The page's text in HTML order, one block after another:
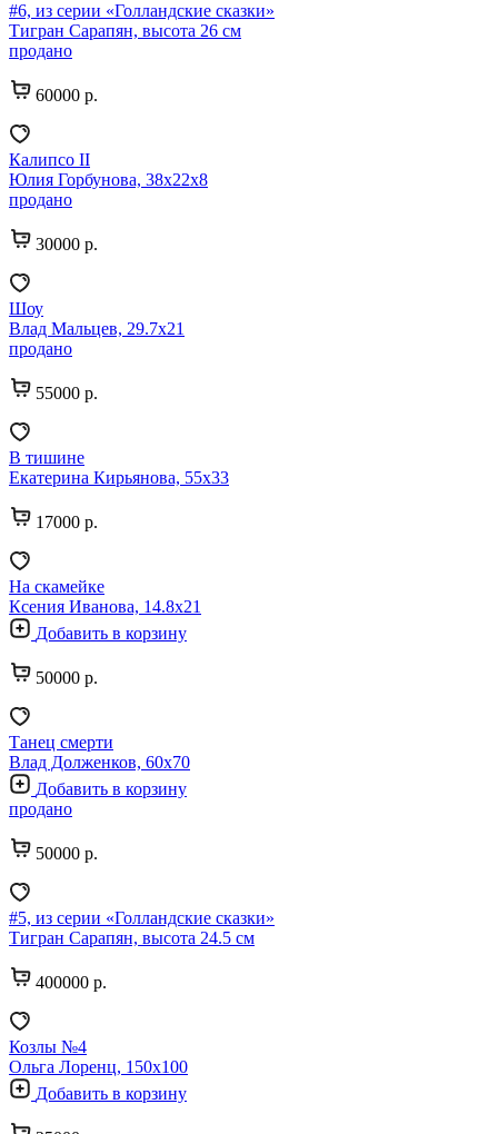
#6, из серии «Голландские сказки»
Тигран Сарапян, высота 26 см
продано
60000 р.
Калипсо II
Юлия Горбунова, 38х22х8
продано
30000 р.
Шоу
Влад Мальцев, 29.7х21
продано
55000 р.
В тишине
Екатерина Кирьянова, 55х33
17000 р.
На скамейке
Ксения Иванова, 14.8х21
Добавить в корзину
50000 р.
Танец смерти
Влад Долженков, 60х70
Добавить в корзину
продано
50000 р.
#5, из серии «Голландские сказки»
Тигран Сарапян, высота 24.5 см
400000 р.
Козлы №4
Ольга Лоренц, 150х100
Добавить в корзину